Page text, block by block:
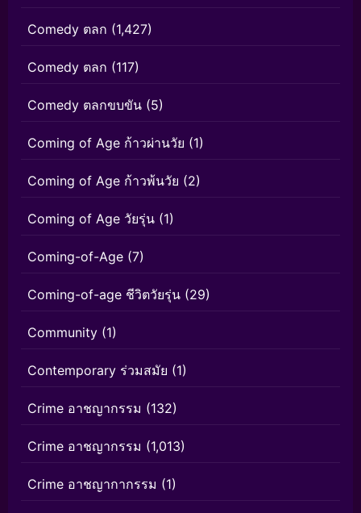
Comedy ตลก (1,427)
Comedy ตลก (117)
Comedy ตลกขบขัน (5)
Coming of Age ก้าวผ่านวัย (1)
Coming of Age ก้าวพ้นวัย (2)
Coming of Age วัยรุ่น (1)
Coming-of-Age (7)
Coming-of-age ชีวิตวัยรุ่น (29)
Community (1)
Contemporary ร่วมสมัย (1)
Crime อาชญากรรม (132)
Crime อาชญากรรม (1,013)
Crime อาชญากากรรม (1)